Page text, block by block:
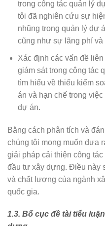
trong công tác quản lý
tôi đã nghiên cứu sự
nhũng trong quản lý dự
cũng như sự lãng phí và
Xác định các vấn đề
giám sát trong công tác
tìm hiểu về thiếu kiểm
án và hạn chế trong
dự án.
Bằng cách phân tích và
chúng tôi mong muốn đưa
giải pháp cải thiện công
đầu tư xây dựng. Điều này
và chất lượng của ngành
quốc gia.
1.3. Bố cục đề tài tiểu